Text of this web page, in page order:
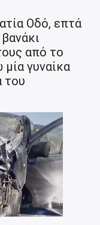
Οδό, επτά
από το
γυναίκα
του